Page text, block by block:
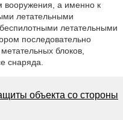
вооружения, а именно к
летательными
летательными
последовательно
блоков,
снаряда.
объекта со стороны